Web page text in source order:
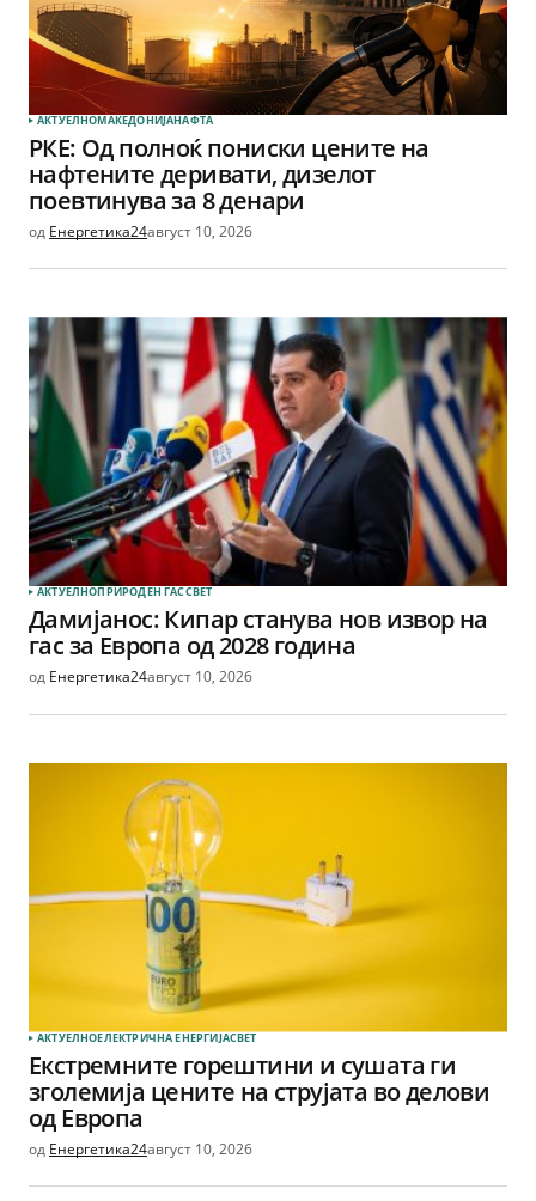
АКТУЕЛНОМАКЕДОНИЈАНАФТА
РКЕ: Од полноќ пониски цените на
нафтените деривати, дизелот
поевтинува за 8 денари
од Енергетика24август 10, 2026
АКТУЕЛНОПРИРОДЕН ГАССВЕТ
Дамијанос: Кипар станува нов извор на
гас за Европа од 2028 година
од Енергетика24август 10, 2026
АКТУЕЛНОЕЛЕКТРИЧНА ЕНЕРГИЈАСВЕТ
Екстремните горештини и сушата ги
зголемија цените на струјата во делови
од Европа
од Енергетика24август 10, 2026